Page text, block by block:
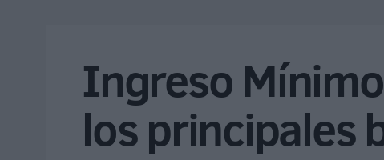
Ingreso
los principales